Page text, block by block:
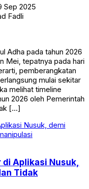
Sep 2025
Fadli
Adha pada tahun 2026
Mei, tepatnya pada hari
pemberangkatan
mulai sekitar
melihat timeline
2026 oleh Pemerintah
[…]
di Aplikasi Nusuk,
Tidak